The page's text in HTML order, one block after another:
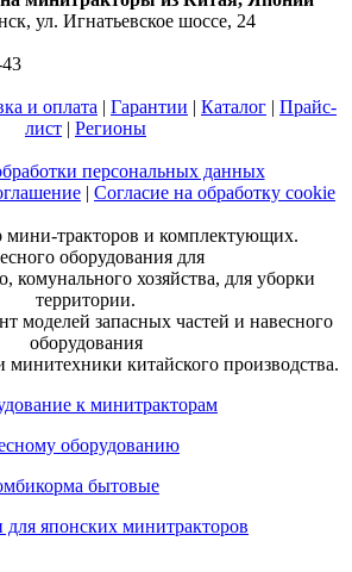
ул. Игнатьевское шоссе, 24
и оплата | Гарантии | Каталог | Прайс-
лист | Регионы
персональных данных
| Согласие на обработку cookie
тракторов и комплектующих.
оборудования для
комунального хозяйства, для уборки
территории.
моделей запасных частей и навесного
оборудования
минитехники китайского производства.
к минитракторам
оборудованию
бытовые
для японских минитракторов